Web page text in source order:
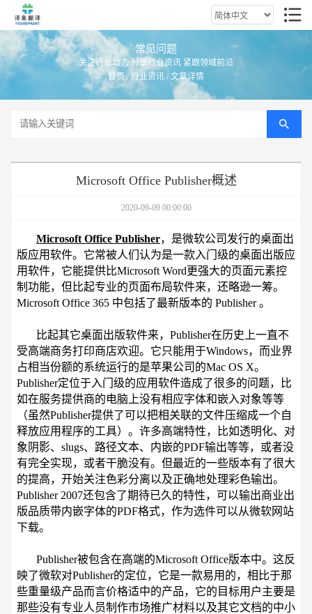
常见问题
关注行业动态 分享行业资讯 紧跟领域前沿
首页/行业资讯 / 文章详情
Microsoft Office Publisher概述
2020-09-09 00:00:00
Microsoft Office Publisher，是微软公司发行的桌面出
版应用软件。它常被人们认为是一款入门级的桌面出版应
用软件，它能提供比Microsoft Word更强大的页面元素控
制功能，但比起专业的页面布局软件来，还略逊一筹。
Microsoft Office 365 中包括了最新版本的 Publisher 。
比起其它桌面出版软件来，Publisher在历史上一直不
受高端商务打印商店欢迎。它只能用于Windows，而业界
占相当份额的系统运行的是苹果公司的Mac OS X。
Publisher定位于入门级的应用软件造成了很多的问题，比
如在服务提供商的电脑上没有相应字体和嵌入对象等等
（虽然Publisher提供了可以把相关联的文件压缩成一个自
释放应用程序的工具）。许多高端特性，比如透明化、对
象阴影、slugs、路径文本、内嵌的PDF输出等等，或者没
有完全实现，或者干脆没有。但最近的一些版本有了很大
的提高，开始关注色彩分离以及正确地处理彩色输出。
Publisher 2007还包含了期待已久的特性，可以输出商业出
版品质带内嵌字体的PDF格式，作为选件可以从微软网站
下载。
Publisher被包含在高端的Microsoft Office版本中。这反
映了微软对Publisher的定位，它是一款易用的，相比于那
些重量级产品而言价格适中的产品，它的目标用户主要是
那些没有专业人员制作市场推广材料以及其它文档的中小